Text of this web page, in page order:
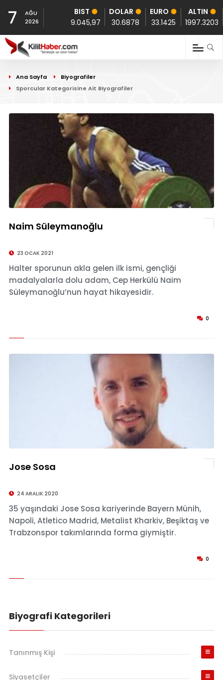
7
AĞU
2026
BIST
9.045,97
DOLAR
30.6878
EURO
33.1425
ALTIN
1997.3203
Ana Sayfa
Biyografiler
Sporcular Kategorisine Ait Biyografiler
Naim Süleymanoğlu
23 OCAK 2021
Halter sporunun akla gelen ilk ismi, gençliği
madalyalarla dolu adam, Cep Herkülü Naim
Süleymanoğlu’nun hayat hikayesidir.
0
Jose Sosa
24 ARALIK 2020
35 yaşındaki Jose Sosa kariyerinde Bayern Münih,
Napoli, Atletico Madrid, Metalist Kharkiv, Beşiktaş ve
Trabzonspor takımlarında forma giymiştir.
0
Biyografi Kategorileri
Tanınmış Kişi
Siyasetçiler